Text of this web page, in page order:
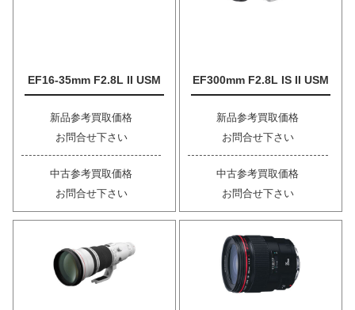
EF16-35mm F2.8L II USM
新品参考買取価格
お問合せ下さい
中古参考買取価格
お問合せ下さい
EF300mm F2.8L IS II USM
新品参考買取価格
お問合せ下さい
中古参考買取価格
お問合せ下さい